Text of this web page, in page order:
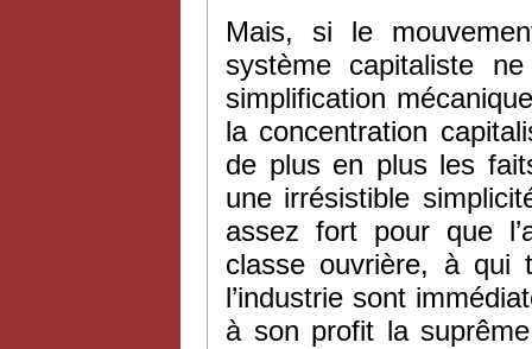
Mais, si le
système capitaliste
simplification
la concentration
de plus en plus les
une irrésistible
assez fort pour que
classe ouvrière, à qui
l’industrie sont
à son profit la